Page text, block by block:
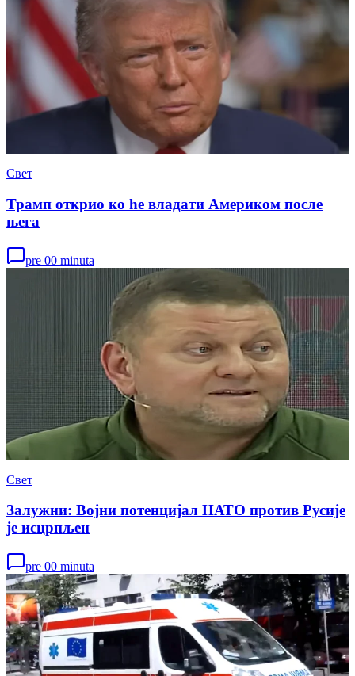
Свет
Трамп открио ко ће владати Америком после
њега
pre 00 minuta
Свет
Залужни: Војни потенцијал НАТО против Русије
је исцрпљен
pre 00 minuta